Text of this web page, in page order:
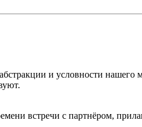
и условности
встречи с партнёром,